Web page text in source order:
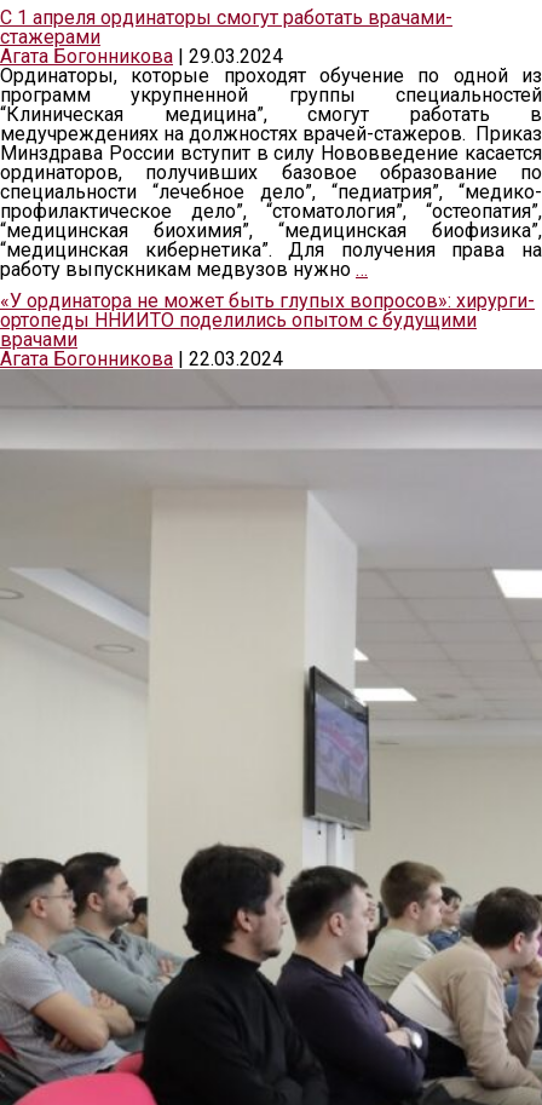
С 1 апреля ординаторы смогут работать врачами-
стажерами
Агата Богонникова
29.03.2024
Ординаторы, которые проходят обучение по одной из
программ укрупненной группы специальностей
“Клиническая медицина”, смогут работать в
медучреждениях на должностях врачей-стажеров. Приказ
Минздрава России вступит в силу Нововведение касается
ординаторов, получивших базовое образование по
специальности “лечебное дело”, “педиатрия”, “медико-
профилактическое дело”, “стоматология”, “остеопатия”,
“медицинская биохимия”, “медицинская биофизика”,
“медицинская кибернетика”. Для получения права на
работу выпускникам медвузов нужно …
«У ординатора не может быть глупых вопросов»: хирурги-
ортопеды ННИИТО поделились опытом с будущими
врачами
Агата Богонникова
22.03.2024